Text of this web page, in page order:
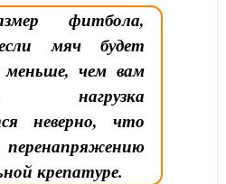
фитбола,
мяч будет
чем вам
нагрузка
неверно, что
крепатуре.